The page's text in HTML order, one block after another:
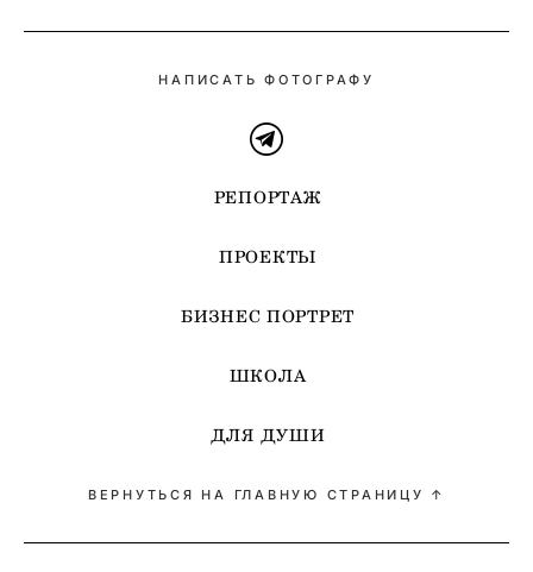
НАПИСАТЬ ФОТОГРАФУ
РЕПОРТАЖ
ПРОЕКТЫ
БИЗНЕС ПОРТРЕТ
ШКОЛА
ДЛЯ ДУШИ
ВЕРНУТЬСЯ НА ГЛАВНУЮ СТРАНИЦУ ↑